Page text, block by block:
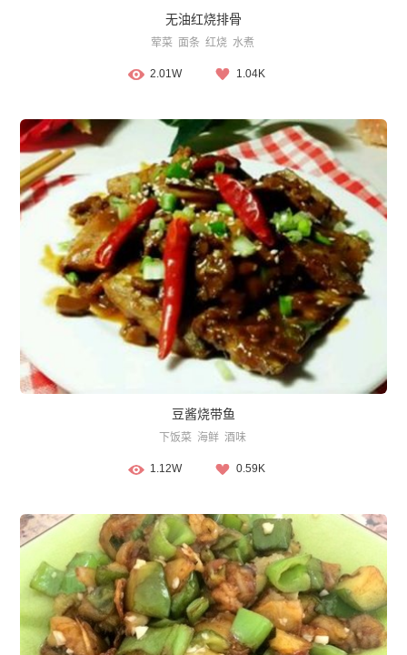
无油红烧排骨
荤菜 面条 红烧 水煮
2.01W 1.04K
豆酱烧带鱼
下饭菜 海鲜 酒味
1.12W 0.59K